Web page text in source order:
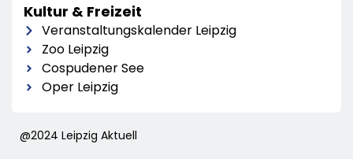
Kultur & Freizeit
Veranstaltungskalender Leipzig
Zoo Leipzig
Cospudener See
Oper Leipzig
@2024 Leipzig Aktuell